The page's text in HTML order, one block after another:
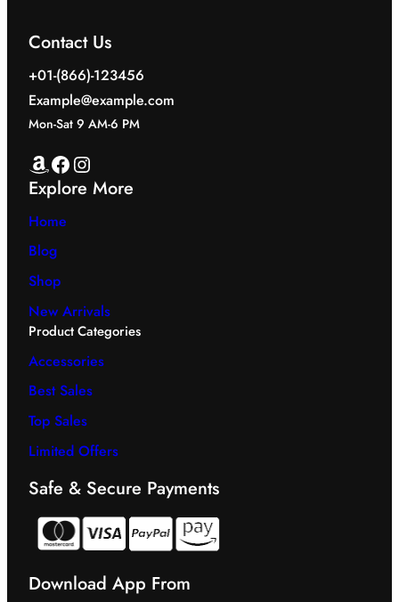
Contact Us
+01-(866)-123456
Example@example.com
Mon-Sat 9 AM-6 PM
Amazon Facebook Instagram
Explore More
Home
Blog
Shop
New Arrivals
Product Categories
Accessories
Best Sales
Top Sales
Limited Offers
Safe & Secure Payments
Download App From